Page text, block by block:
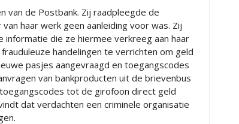
van de Postbank. Zij raadpleegde de
haar werk geen aanleiding voor was. Zij
die ze hiermee verkreeg aan haar
handelingen te verrichten om geld
pasjes aangevraagd en toegangscodes
van bankproducten uit de brievenbus
tot de girofoon direct geld
dat verdachten een criminele organisatie